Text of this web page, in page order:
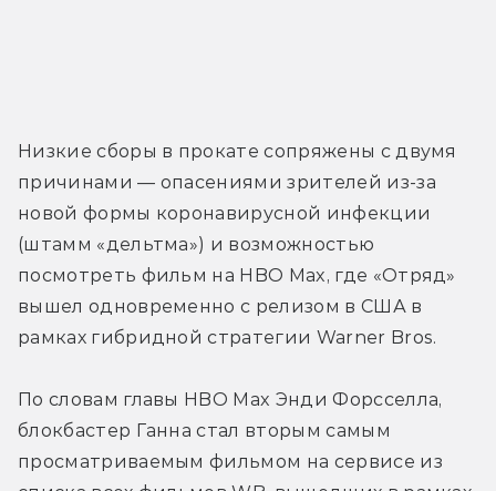
Низкие сборы в прокате сопряжены с двумя
причинами — опасениями зрителей из-за
новой формы коронавирусной инфекции
(штамм «дельтма») и возможностью
посмотреть фильм на HBO Max, где «Отряд»
вышел одновременно с релизом в США в
рамках гибридной стратегии Warner Bros.
По словам главы HBO Max Энди Форсселла,
блокбастер Ганна стал вторым самым
просматриваемым фильмом на сервисе из